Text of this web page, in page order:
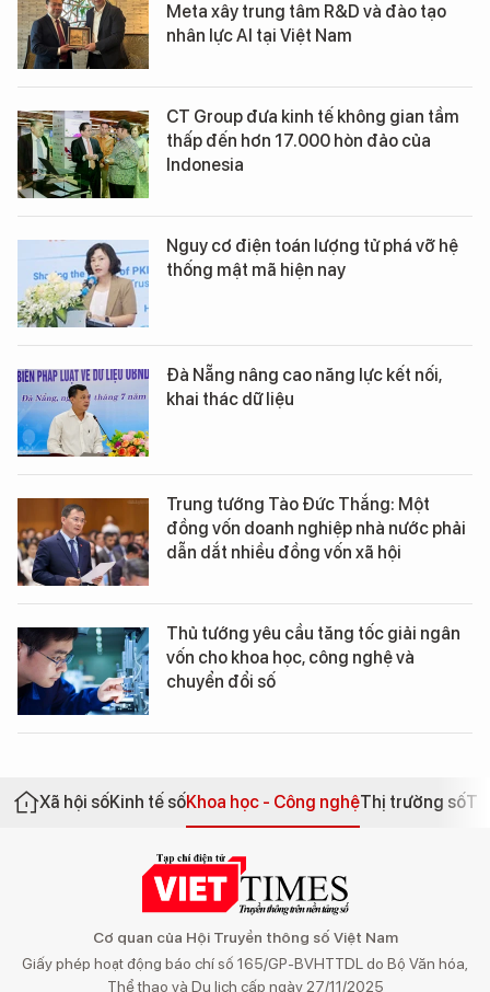
Meta xây trung tâm R&D và đào tạo
nhân lực AI tại Việt Nam
CT Group đưa kinh tế không gian tầm
thấp đến hơn 17.000 hòn đảo của
Indonesia
Nguy cơ điện toán lượng tử phá vỡ hệ
thống mật mã hiện nay
Đà Nẵng nâng cao năng lực kết nối,
khai thác dữ liệu
Trung tướng Tào Đức Thắng: Một
đồng vốn doanh nghiệp nhà nước phải
dẫn dắt nhiều đồng vốn xã hội
Thủ tướng yêu cầu tăng tốc giải ngân
vốn cho khoa học, công nghệ và
chuyển đổi số
Xã hội sốKinh tế sốKhoa học - Công nghệThị trường số
Cơ quan của Hội Truyền thông số Việt Nam
Giấy phép hoạt động báo chí số 165/GP-BVHTTDL do Bộ Văn hóa,
Thể thao và Du lịch cấp ngày 27/11/2025